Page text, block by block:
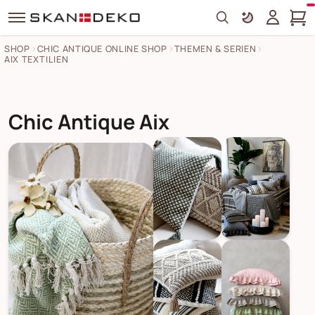
Search
SHOP CHIC ANTIQUE ONLINE SHOP
THEMEN & SERIEN
AIX TEXTILIEN
Chic Antique Aix